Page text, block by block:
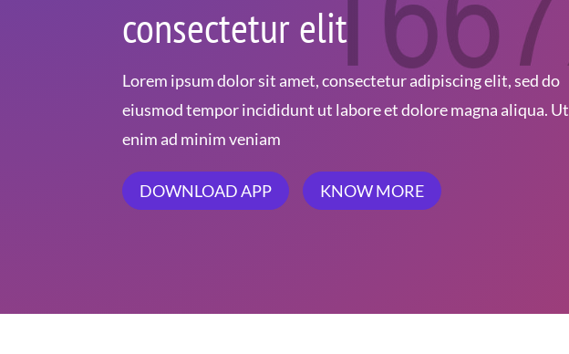
consectetur elit
Lorem ipsum dolor sit amet, consectetur adipiscing elit, sed do
eiusmod tempor incididunt ut labore et dolore magna aliqua. Ut
enim ad minim veniam
DOWNLOAD APP KNOW MORE